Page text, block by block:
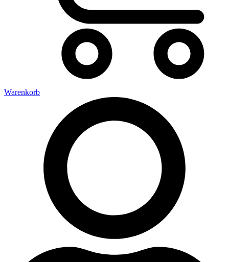
Warenkorb